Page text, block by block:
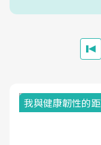
我與健康韌性的